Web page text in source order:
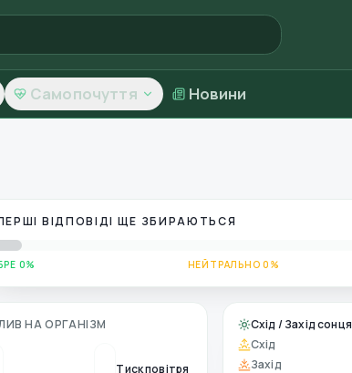
Самопочуття Новини
ВІДПОВІДІ ЩЕ ЗБИРАЮТЬСЯ
0% НЕЙТРАЛЬНО 0%
НА ОРГАНІЗМ
Тиск повітря
Схід / Захід сонця
Схід
Захід